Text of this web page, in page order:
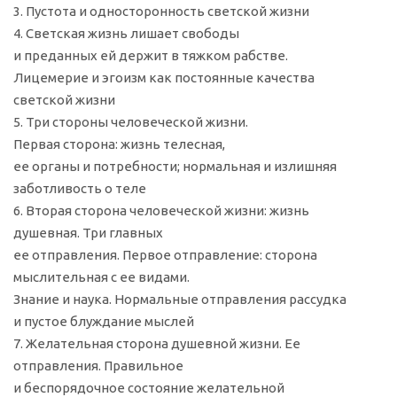
3. Пустота и односторонность светской жизни
4. Светская жизнь лишает свободы
и преданных ей держит в тяжком рабстве.
Лицемерие и эгоизм как постоянные качества
светской жизни
5. Три стороны человеческой жизни.
Первая сторона: жизнь телесная,
ее органы и потребности; нормальная и излишняя
заботливость о теле
6. Вторая сторона человеческой жизни: жизнь
душевная. Три главных
ее отправления. Первое отправление: сторона
мыслительная с ее видами.
Знание и наука. Нормальные отправления рассудка
и пустое блуждание мыслей
7. Желательная сторона душевной жизни. Ее
отправления. Правильное
и беспорядочное состояние желательной